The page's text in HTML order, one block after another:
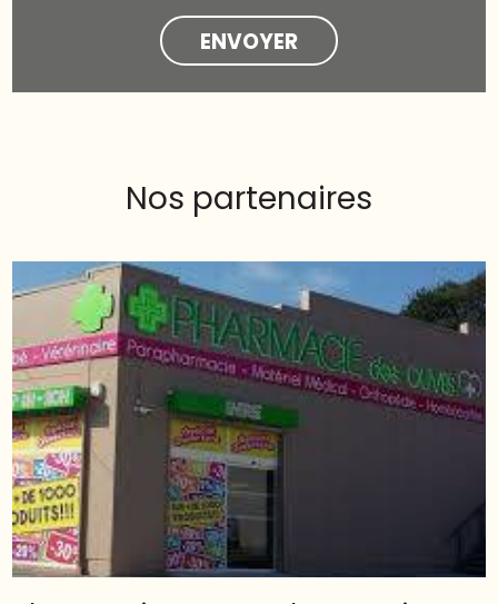
Nos partenaires